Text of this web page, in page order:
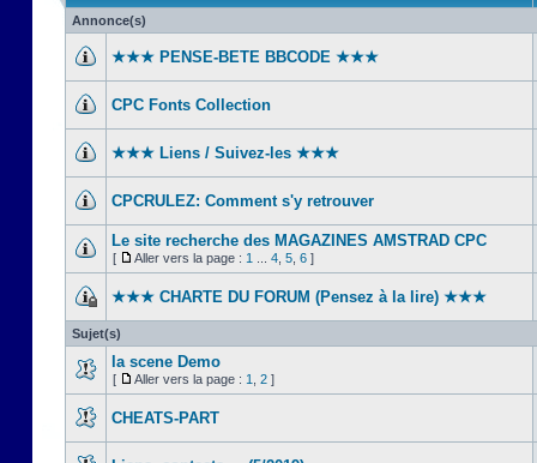
Annonce(s)
★★★ PENSE-BETE BBCODE ★★★
CPC Fonts Collection
★★★ Liens / Suivez-les ★★★
CPCRULEZ: Comment s'y retrouver‎
Le site recherche des MAGAZINES AMSTRAD CPC
[ Aller vers la page : 1 4 5 6 ]
★★★ CHARTE DU FORUM (Pensez à la lire) ★★★
Sujet(s)
la scene Demo
[ Aller vers la page : 1 2 ]
CHEATS-PART